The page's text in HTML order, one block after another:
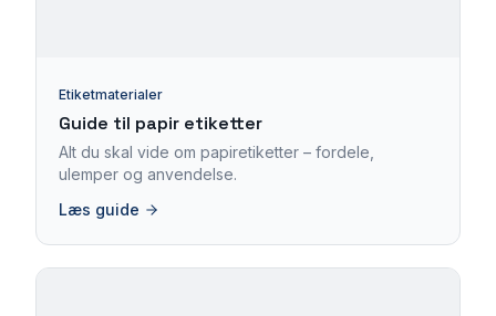
Etiketmaterialer
Guide til papir etiketter
Alt du skal vide om papiretiketter – fordele,
ulemper og anvendelse.
Læs guide